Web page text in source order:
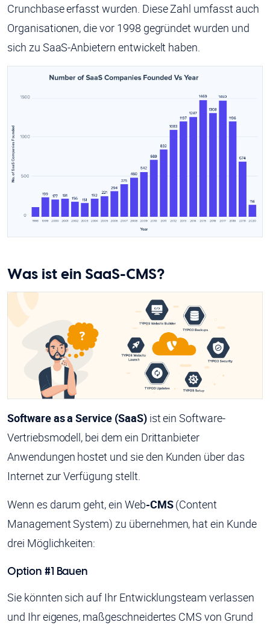
Crunchbase erfasst wurden. Diese Zahl umfasst auch
Organisationen, die vor 1998 gegründet wurden und
sich zu SaaS-Anbietern entwickelt haben.
Was ist ein SaaS-CMS?
Software as a Service (SaaS) ist ein Software-
Vertriebsmodell, bei dem ein Drittanbieter
Anwendungen hostet und sie den Kunden über das
Internet zur Verfügung stellt.
Wenn es darum geht, ein Web-CMS(Content
Management System) zu übernehmen, hat ein Kunde
drei Möglichkeiten:
Option #1 Bauen
Sie könnten sich auf Ihr Entwicklungsteam verlassen
und Ihr eigenes, maßgeschneidertes CMS von Grund